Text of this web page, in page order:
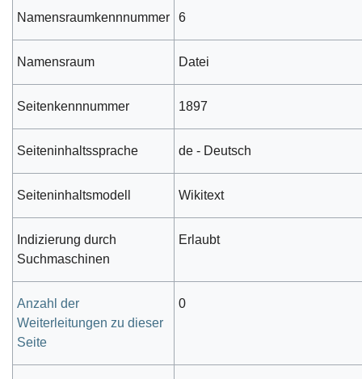
Namensraumkennnummer 6
Namensraum Datei
Seitenkennnummer 1897
Seiteninhaltssprache de - Deutsch
Seiteninhaltsmodell Wikitext
Indizierung durch
Suchmaschinen
Erlaubt
Anzahl der
Weiterleitungen zu dieser
Seite
0